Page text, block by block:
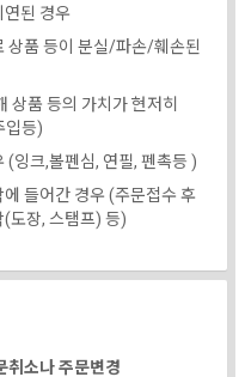
된 경우
상품 등이 분실/파손/훼손된
상품 등의 가치가 현저히
입등)
(잉크,볼펜심, 연필, 펜촉등 )
들어간 경우 (주문접수 후
도장, 스탬프) 등)
취소나 주문변경